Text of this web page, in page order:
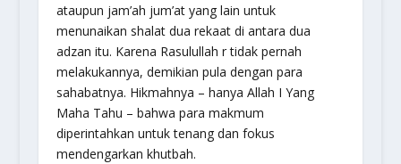
ataupun jam’ah jum’at yang lain untuk
menunaikan shalat dua rekaat di antara dua
adzan itu. Karena Rasulullah r tidak pernah
melakukannya, demikian pula dengan para
sahabatnya. Hikmahnya – hanya Allah I Yang
Maha Tahu – bahwa para makmum
diperintahkan untuk tenang dan fokus
mendengarkan khutbah.